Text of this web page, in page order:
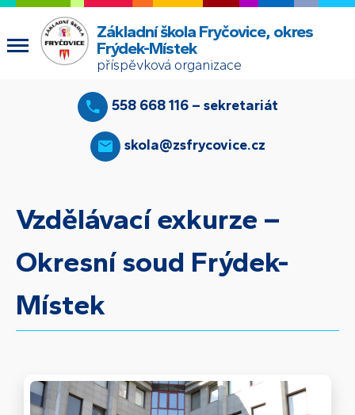
Základní škola Fryčovice, okres
Frýdek-Místek
příspěvková organizace
558 668 116 – sekretariát
skola@zsfrycovice.cz
Vzdělávací exkurze –
Okresní soud Frýdek-
Místek